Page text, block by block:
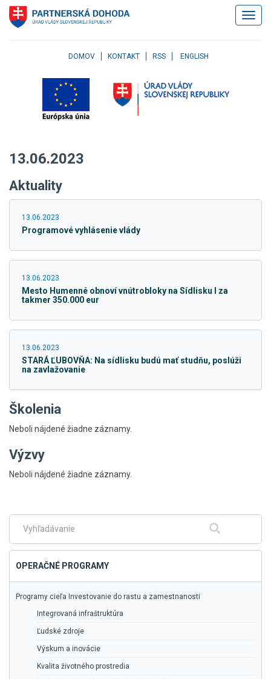
Klávesové
skratky
Skočiť
menu
na
Skočiť
pätičku
stránky
DOMOV KONTAKT RSS ENGLISH
13.06.2023
Aktuality
13.06.2023
Programové vyhlásenie vlády
13.06.2023
Mesto Humenné obnoví vnútrobloky na Sídlisku I za
takmer 350.000 eur
13.06.2023
STARÁ ĽUBOVŇA: Na sídlisku budú mať studňu, poslúži
na zavlažovanie
Školenia
Neboli nájdené žiadne záznamy.
Výzvy
Neboli nájdené žiadne záznamy.
menu
Fulltextové
Hľadať
OPERAČNÉ PROGRAMY
Programy cieľa Investovanie do rastu a zamestnanosti
Integrovaná infraštruktúra
Ľudské zdroje
Výskum a inovácie
Kvalita životného prostredia